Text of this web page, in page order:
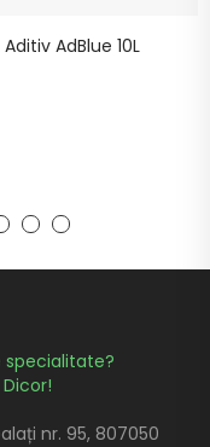
Aditiv AdBlue 10L
specialitate?
nr. 95, 807050